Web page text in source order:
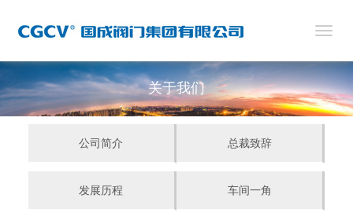
切
导
航
关于我们
公司简介 总裁致辞
发展历程 车间一角